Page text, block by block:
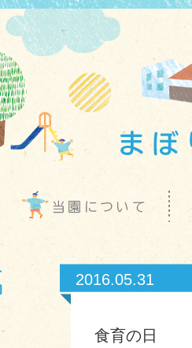
2016.05.31
食育の日